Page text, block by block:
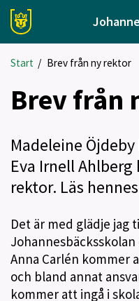
Start / Brev från ny rektor
Brev från
Madeleine
Eva Irnell
rektor. Läs
Det är med glädje jag
Anna Carlén kommer
och bland annat
kommer att ingå i